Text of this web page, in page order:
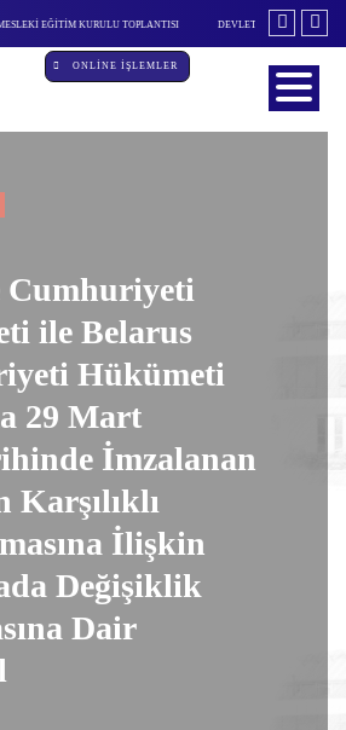
DESTEKLİ ALACAK SİGORTASI'NDA DEĞİŞİKLİK ÖZBEKİSTAN
ONLİNE İŞLEMLER
ile Belarus
Hükümeti
29 Mart
İmzalanan
Karşılıklı
İlişkin
Değişiklik
Dair